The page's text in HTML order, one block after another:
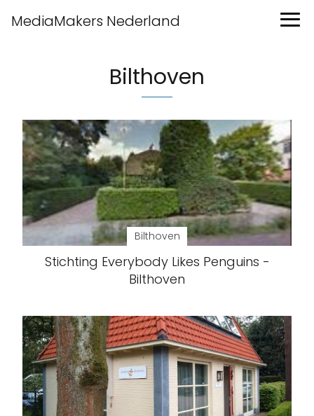
MediaMakers Nederland
Bilthoven
Bilthoven
Stichting Everybody Likes Penguins -
Bilthoven